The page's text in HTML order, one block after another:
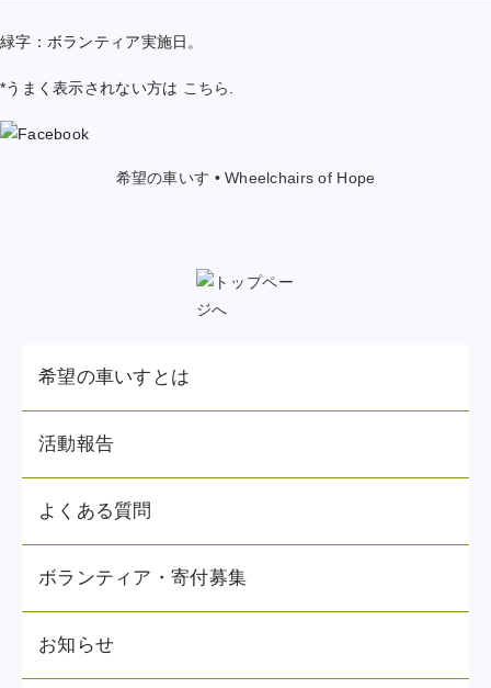
緑字：ボランティア実施日。
*うまく表示されない方は こちら
希望の車いす • Wheelchairs of Hope
希望の車いすとは
活動報告
よくある質問
ボランティア・寄付募集
お知らせ